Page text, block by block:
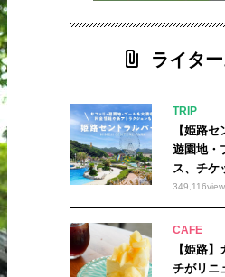
ライタ
TRIP
【姫路
遊園地・
ス、チケ
349,116
CAFE
【姫路
チがリニ